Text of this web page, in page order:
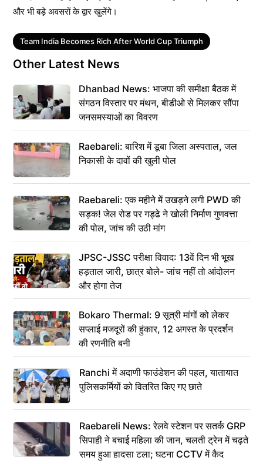
और भी बड़े अवसरों के द्वार खुलेंगे।
Tags
Team India Becomes Rich After World Cup Triumph
Other Latest News
Dhanbad News: भाजपा की समीक्षा बैठक में
संगठन विस्तार पर मंथन, बीडीओ से मिलकर सौंपा
जनसमस्याओं का विवरण
Raebareli: बारिश में डूबा जिला अस्पताल, जल
निकासी के दावों की खुली पोल
Raebareli: एक महीने में उखड़ने लगी PWD की
सड़क! जेल रोड पर गड्ढे ने खोली निर्माण गुणवत्ता
की पोल, जांच की उठी मांग
JPSC-JSSC परीक्षा विवाद: 13वें दिन भी भूख
हड़ताल जारी, छात्र बोले- जांच नहीं तो आंदोलन
और होगा तेज
Bokaro Thermal: 9 सूत्री मांगों को लेकर
सप्लाई मजदूरों की हुंकार, 12 अगस्त के प्रदर्शन
की रणनीति बनी
Ranchi में अदाणी फाउंडेशन की पहल, यातायात
पुलिसकर्मियों को वितरित किए गए छाते
Raebareli News: रेलवे स्टेशन पर सतर्क GRP
सिपाही ने बचाई महिला की जान, चलती ट्रेन में चढ़ते
समय हुआ हादसा टला; घटना CCTV में कैद